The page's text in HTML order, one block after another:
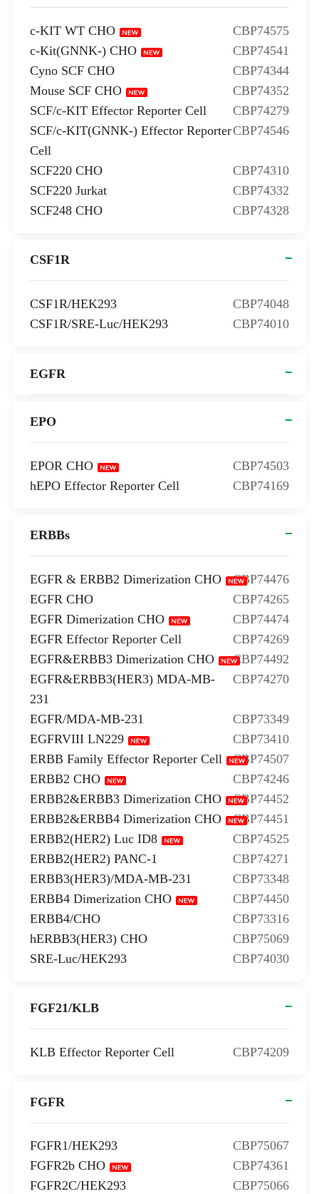
c-KIT WT CHO
CBP74575
c-Kit(GNNK-) CHO
CBP74541
Cyno SCF CHO
CBP74344
Mouse SCF CHO
CBP74352
SCF/c-KIT Effector Reporter Cell
CBP74279
SCF/c-KIT(GNNK-) Effector Reporter
Cell
CBP74546
SCF220 CHO
CBP74310
SCF220 Jurkat
CBP74332
SCF248 CHO
CBP74328
CSF1R
CSF1R/HEK293
CBP74048
CSF1R/SRE-Luc/HEK293
CBP74010
EGFR
EPO
EPOR CHO
CBP74503
hEPO Effector Reporter Cell
CBP74169
ERBBs
EGFR & ERBB2 Dimerization CHO
CBP74476
EGFR CHO
CBP74265
EGFR Dimerization CHO
CBP74474
EGFR Effector Reporter Cell
CBP74269
EGFR&ERBB3 Dimerization CHO
CBP74492
EGFR&ERBB3(HER3) MDA-MB-
231
CBP74270
EGFR/MDA-MB-231
CBP73349
EGFRVIII LN229
CBP73410
ERBB Family Effector Reporter Cell
CBP74507
ERBB2 CHO
CBP74246
ERBB2&ERBB3 Dimerization CHO
CBP74452
ERBB2&ERBB4 Dimerization CHO
CBP74451
ERBB2(HER2) Luc ID8
CBP74525
ERBB2(HER2) PANC-1
CBP74271
ERBB3(HER3)/MDA-MB-231
CBP73348
ERBB4 Dimerization CHO
CBP74450
ERBB4/CHO
CBP73316
hERBB3(HER3) CHO
CBP75069
SRE-Luc/HEK293
CBP74030
FGF21/KLB
KLB Effector Reporter Cell CBP74209
FGFR
FGFR1/HEK293
CBP75067
FGFR2b CHO
CBP74361
FGFR2C/HEK293
CBP75066